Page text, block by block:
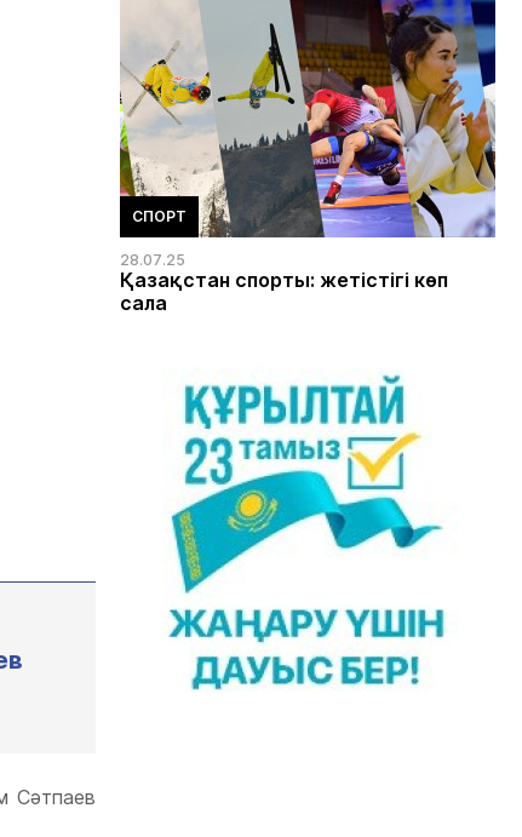
Сәтпаев
СПОРТ
28.07.25
Қазақстан спорты: жетістігі көп
сала